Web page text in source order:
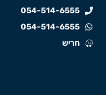
054-514-6555
054-514-6555
חריש